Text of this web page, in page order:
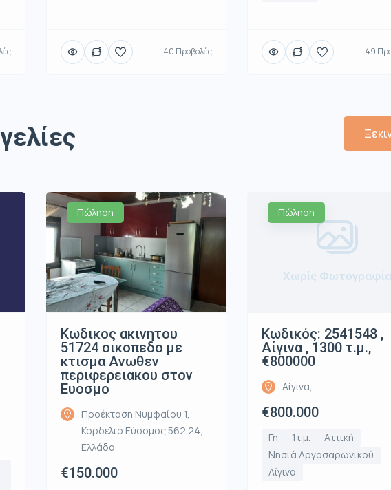
40 Προβολές 49
Πώληση
Κωδικος ακινητου
51724 οικοπεδο με
κτισμα Ανωθεν
περιφερειακου στον
Ευοσμο
Προέκταση Νυμφαίου 1,
Κορδελιό Εύοσμος 562 24,
Ελλάδα
€150.000
Πώληση
Χωρίς Φωτογραφία
Κωδικός: 2541548 ,
Αίγινα , 1300 τ.μ.,
€800000
Αίγινα,
€800.000
Γη 1τ.μ.
Αττική
Νησιά Αργοσαρωνικού
Αίγινα